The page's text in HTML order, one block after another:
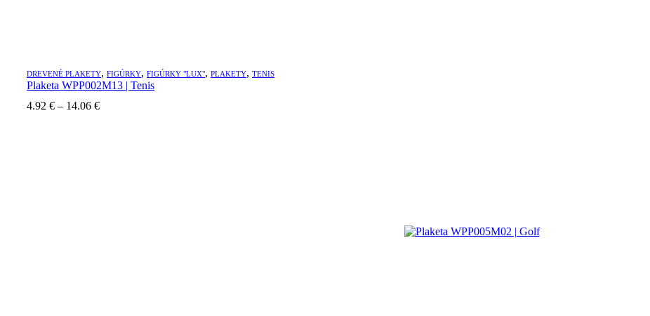
DREVENÉ PLAKETY, FIGÚRKY, FIGÚRKY "LUX", PLAKETY, TENIS
Plaketa WPP002M13 | Tenis
4.92 € – 14.06 €Price